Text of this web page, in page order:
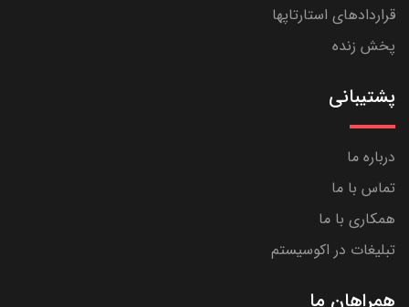
قراردادهای استارتاپها
پخش زنده
پشتیبانی
درباره ما
تماس با ما
همکاری با ما
تبلیغات در اکوسیستم
همراهان ما